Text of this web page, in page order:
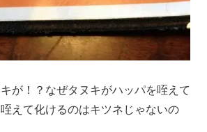
が！？なぜタヌキがハッパを咥えて
えて化けるのはキツネじゃないの